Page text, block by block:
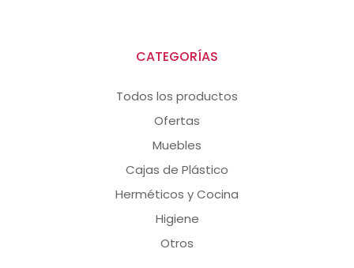
CATEGORÍAS
Todos los productos
Ofertas
Muebles
Cajas de Plástico
Herméticos y Cocina
Higiene
Otros